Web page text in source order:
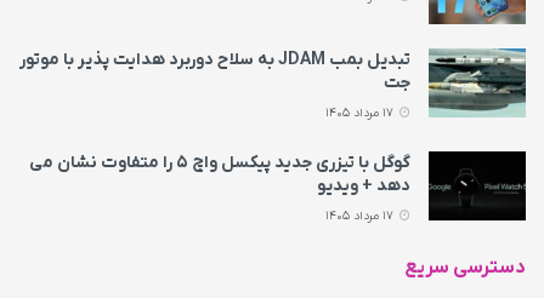
تبدیل بمب JDAM به سلاح دوربرد هدایت پذیر با موتور
جت
گوگل با تیزری جدید پیکسل واچ ۵ را متفاوت نشان می‌
دهد + ویدیو
دسترسی سریع